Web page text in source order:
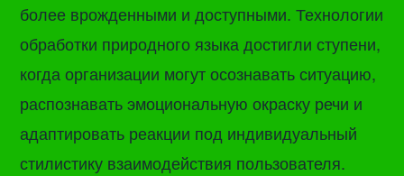
более врожденными и доступными. Технологии
обработки природного языка достигли ступени,
когда организации могут осознавать ситуацию,
распознавать эмоциональную окраску речи и
адаптировать реакции под индивидуальный
стилистику взаимодействия пользователя.